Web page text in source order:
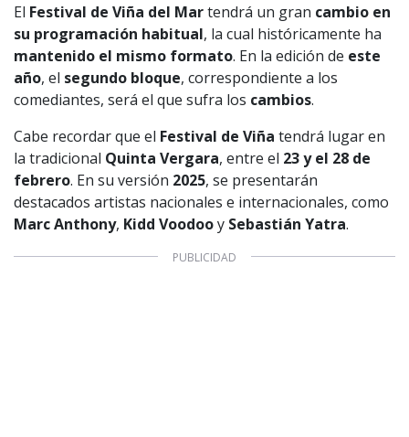
El Festival de Viña del Martendrá un gran cambio en
su programación habitual, la cual históricamente ha
mantenido el mismo formato. En la edición de este
año, el segundo bloque, correspondiente a los
comediantes, será el que sufra los cambios.
Cabe recordar que el Festival de Viña tendrá lugar en
la tradicional Quinta Vergara, entre el 23 y el 28 de
febrero. En su versión 2025, se presentarán
destacados artistas nacionales e internacionales, como
Marc Anthony, Kidd Voodooy Sebastián Yatra.